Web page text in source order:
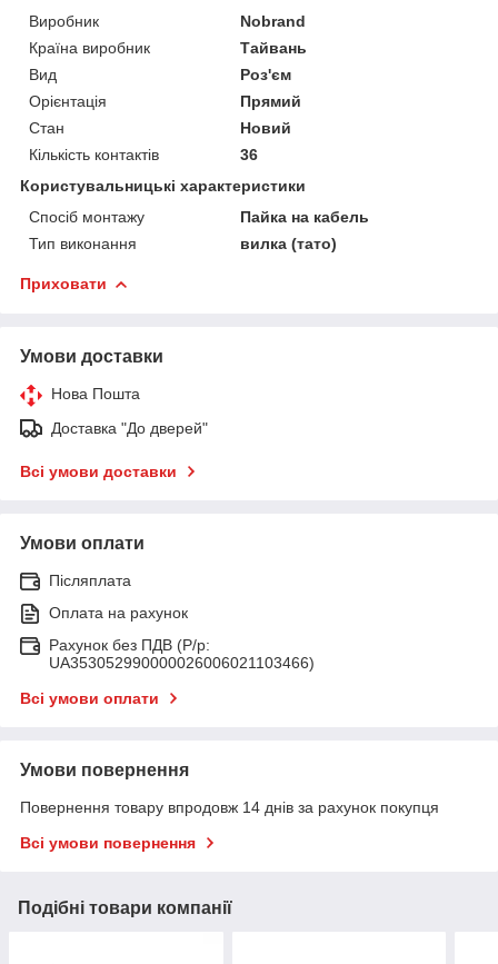
Виробник
Nobrand
Країна виробник
Тайвань
Вид
Роз'єм
Орієнтація
Прямий
Стан
Новий
Кількість контактів
36
Користувальницькі характеристики
Спосіб монтажу
Пайка на кабель
Тип виконання
вилка (тато)
Приховати
Умови доставки
Нова Пошта
Доставка "До дверей"
Всі умови доставки
Умови оплати
Післяплата
Оплата на рахунок
Рахунок без ПДВ (Р/р:
UA353052990000026006021103466)
Всі умови оплати
Умови повернення
Повернення товару впродовж 14 днів за рахунок покупця
Всі умови повернення
Подібні товари компанії